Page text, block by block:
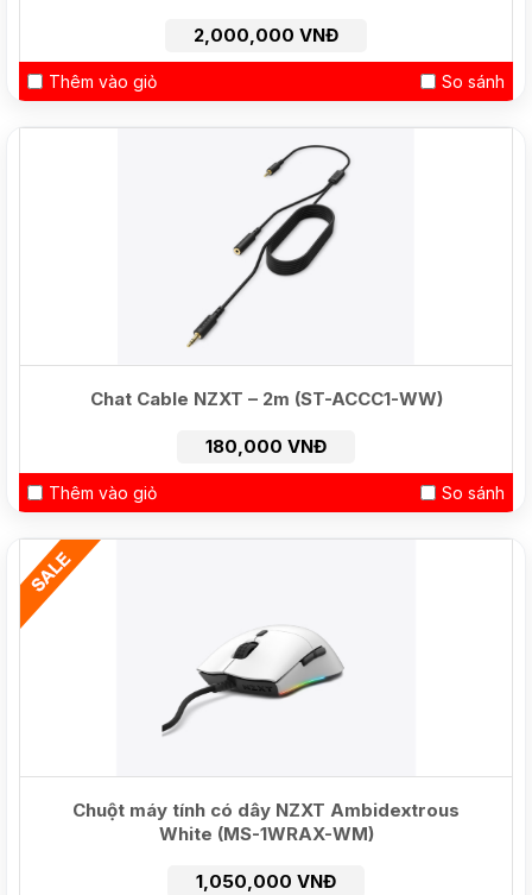
2,000,000 VNĐ
Thêm vào giỏ So sánh
Chat Cable NZXT – 2m (ST-ACCC1-WW)
180,000 VNĐ
Thêm vào giỏ So sánh
Chuột máy tính có dây NZXT Ambidextrous
White (MS-1WRAX-WM)
1,050,000 VNĐ